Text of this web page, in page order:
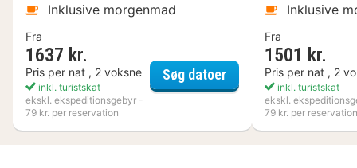
Inklusive morgenmad
Fra
1637 kr.
Pris per nat , 2 voksne
inkl. turistskat
ekskl. ekspeditionsgebyr -
79 kr. per reservation
Søg datoerKosta Boda Art Hotel
Inklusive
Fra
1501 kr.
Pris per nat , 2
inkl. turistskat
ekskl.
79 kr. per reservation